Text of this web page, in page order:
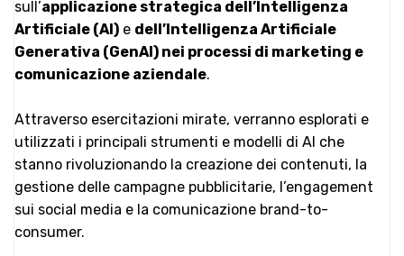
sull’applicazione strategica dell’Intelligenza
Artificiale (AI) e dell’Intelligenza Artificiale
Generativa (GenAI) nei processi di marketing e
comunicazione aziendale.
Attraverso esercitazioni mirate, verranno esplorati e
utilizzati i principali strumenti e modelli di AI che
stanno rivoluzionando la creazione dei contenuti, la
gestione delle campagne pubblicitarie, l’engagement
sui social media e la comunicazione brand-to-
consumer.